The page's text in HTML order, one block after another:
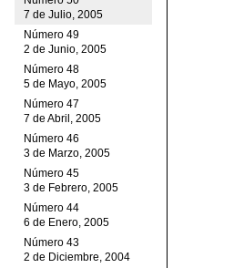
7 de Julio, 2005
Número 49
2 de Junio, 2005
Número 48
5 de Mayo, 2005
Número 47
7 de Abril, 2005
Número 46
3 de Marzo, 2005
Número 45
3 de Febrero, 2005
Número 44
6 de Enero, 2005
Número 43
2 de Diciembre, 2004